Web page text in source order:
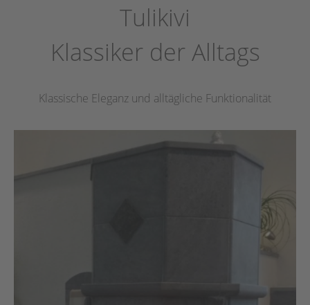
Tulikivi
Klassiker der Alltags
Klassische Eleganz und alltägliche Funktionalität